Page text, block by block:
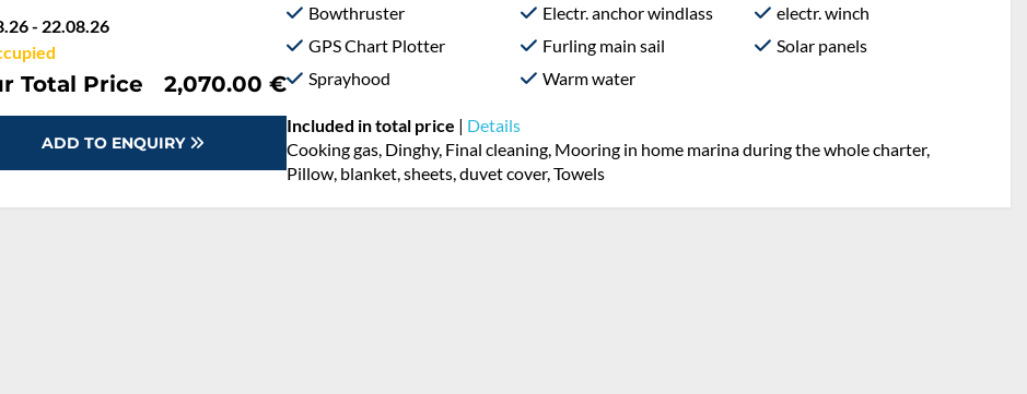
- 22.08.26
Total Price 2,070.00 €
ADD TO ENQUIRY
Bowthruster
Electr. anchor windlass
electr. winch
GPS Chart Plotter
Furling main sail
Solar panels
Sprayhood
Warm water
Included in total price | Details
Cooking gas, Dinghy, Final cleaning, Mooring in home marina during the whole charter,
Pillow, blanket, sheets, duvet cover, Towels